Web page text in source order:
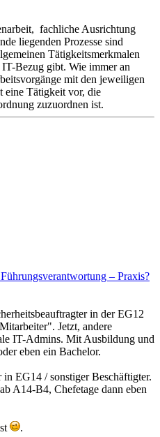
fachliche Ausrichtung
liegenden Prozesse sind
Tätigkeitsmerkmalen
IT-Bezug gibt. Wie immer an
mit den jeweiligen
eine Tätigkeit vor, die
zuzuordnen ist.
– Praxis?
in der EG12
Jetzt, andere
IT-Admins. Mit Ausbildung und
eben ein Bachelor.
EG14 / sonstiger Beschäftigter.
A14-B4, Chefetage dann eben
.